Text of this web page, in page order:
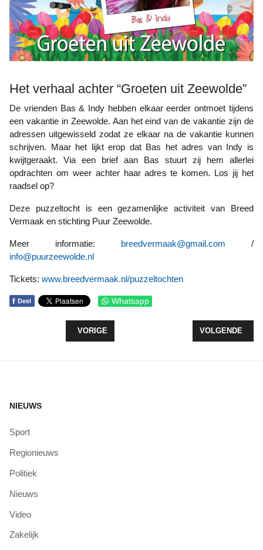
Het verhaal achter “Groeten uit Zeewolde”
De vrienden Bas & Indy hebben elkaar eerder ontmoet tijdens
een vakantie in Zeewolde. Aan het eind van de vakantie zijn de
adressen uitgewisseld zodat ze elkaar na de vakantie kunnen
schrijven. Maar het lijkt erop dat Bas het adres van Indy is
kwijtgeraakt. Via een brief aan Bas stuurt zij hem allerlei
opdrachten om weer achter haar adres te komen. Los jij het
raadsel op?
Deze puzzeltocht is een gezamenlijke activiteit van Breed
Vermaak en stichting Puur Zeewolde.
Meer informatie: breedvermaak@gmail.com /
info@puurzeewolde.nl
Tickets: www.breedvermaak.nl/puzzeltochten
f Deel Whatsapp
VORIG ARTIKEL: GEMEENTE NEEMT
VORIGE VOLGENDE
VOLGENDE
NIEUWS
Sport
Regionieuws
Politiek
Nieuws
Video
Zakelijk